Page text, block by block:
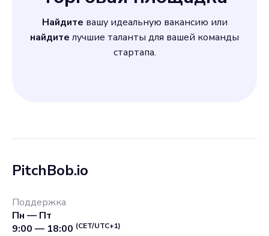
Для этой должности нужен
человек, готовый идти в
ногу с новыми
коммуникативные навыки
Найдите вашу идеальную вакансию или
найдите лучшие таланты для вашей команды
стартапа.
PitchBob.io
Поддержка
Пн — Пт
9:00 — 18:00 (CET/UTC+1)